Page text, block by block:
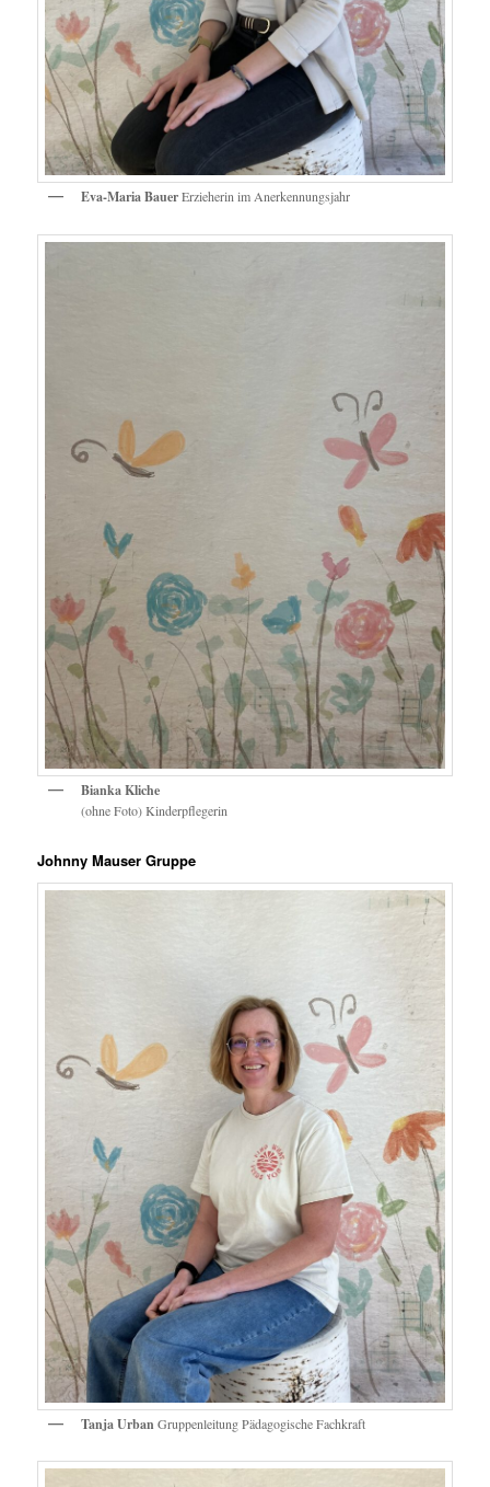
Eva-Maria BauerErzieherin im Anerkennungsjahr
Bianka Kliche
(ohne Foto)Kinderpflegerin
Johnny Mauser Gruppe
Tanja UrbanGruppenleitung Pädagogische Fachkraft